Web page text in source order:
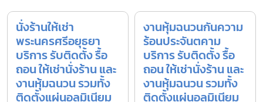
นั่งร้านให้เช่า
พระนครศรีอยุธยา
บริการ รับติดตั้ง รื้อ
ถอน ให้เช่านั่งร้าน และ
งานหุ้มฉนวน รวมทั้ง
ติดตั้งแผ่นอลูมิเนียม
งานหุ้มฉนวนกันความ
ร้อนประจันตคาม
บริการ รับติดตั้ง รื้อ
ถอน ให้เช่านั่งร้าน และ
งานหุ้มฉนวน รวมทั้ง
ติดตั้งแผ่นอลูมิเนียม